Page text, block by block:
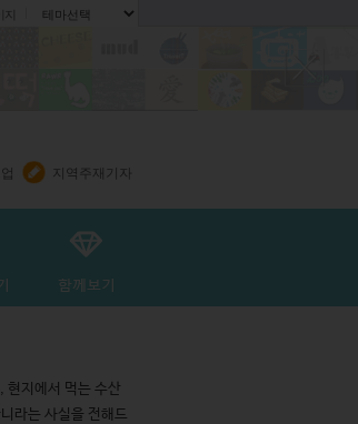
지역주재기자
현지에서 먹는 수산
라는 사실을 전해드